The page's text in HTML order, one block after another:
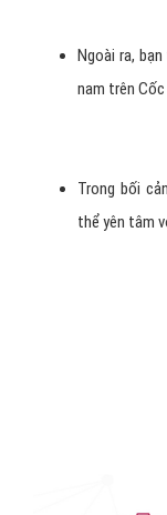
Ngoài ra,
nam trên
Trong bối
thể yên tâm